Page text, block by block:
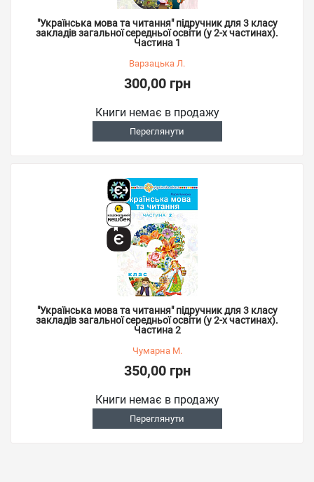
"Українська мова та читання" підручник для 3 класу
закладів загальної середньої освіти (у 2-х частинах).
Частина 1
Варзацька Л.
300,00 грн
Книги немає в продажу
Переглянути
"Українська мова та читання" підручник для 3 класу
закладів загальної середньої освіти (у 2-х частинах).
Частина 2
Чумарна М.
350,00 грн
Книги немає в продажу
Переглянути